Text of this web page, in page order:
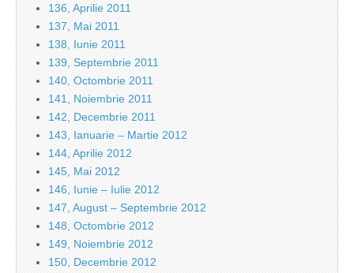
136, Aprilie 2011
137, Mai 2011
138, Iunie 2011
139, Septembrie 2011
140, Octombrie 2011
141, Noiembrie 2011
142, Decembrie 2011
143, Ianuarie – Martie 2012
144, Aprilie 2012
145, Mai 2012
146, Iunie – Iulie 2012
147, August – Septembrie 2012
148, Octombrie 2012
149, Noiembrie 2012
150, Decembrie 2012